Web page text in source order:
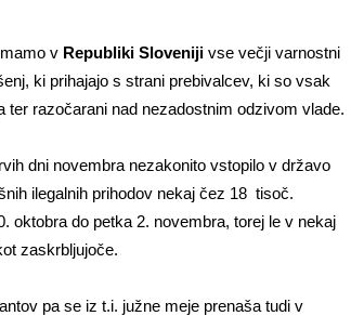
v Republiki Sloveniji vse večji varnostni
ki prihajajo s strani prebivalcev, ki so vsak
ter razočarani nad nezadostnim odzivom vlade.
dni novembra nezakonito vstopilo v državo
ilegalnih prihodov nekaj čez 18 tisoč.
oktobra do petka 2. novembra, torej le v nekaj
zaskrbljujoče.
pa se iz t.i. južne meje prenaša tudi v